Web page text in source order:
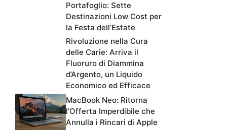
Portafoglio: Sette
Destinazioni Low Cost per
la Festa dell’Estate
Rivoluzione nella Cura
delle Carie: Arriva il
Fluoruro di Diammina
d’Argento, un Liquido
Economico ed Efficace
MacBook Neo: Ritorna
l’Offerta Imperdibile che
Annulla i Rincari di Apple